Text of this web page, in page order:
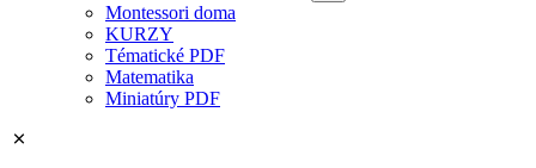
Montessori doma
KURZY
Tématické PDF
Matematika
Miniatúry PDF